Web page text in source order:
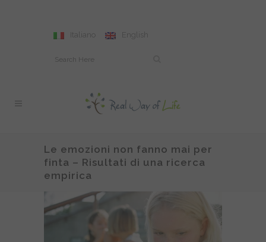
Italiano English
Le emozioni non fanno mai per
finta – Risultati di una ricerca
empirica